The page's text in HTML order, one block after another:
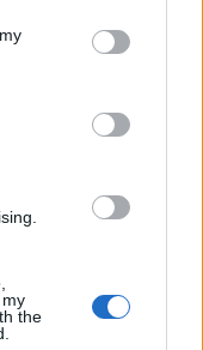
You may click to
party tags to
in below Google
the
να
παρά στη